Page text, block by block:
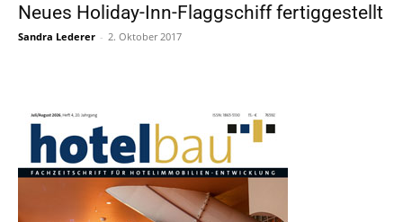
Neues Holiday-Inn-Flaggschiff fertiggestellt
Sandra Lederer - 2. Oktober 2017